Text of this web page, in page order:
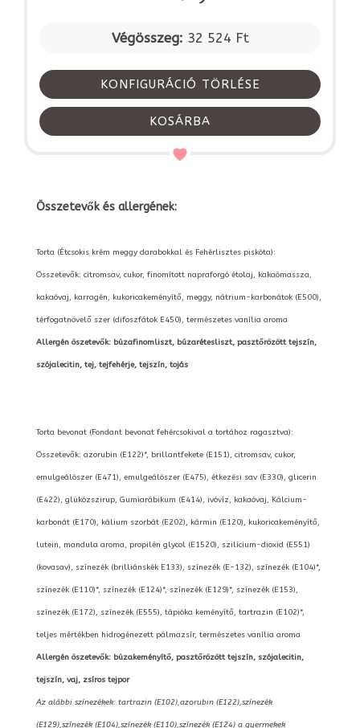
Végösszeg: 32 524 Ft
KONFIGURÁCIÓ TÖRLÉSE
KOSÁRBA
Összetevők és allergének:
Torta (Étcsokis krém meggy darabokkal és Fehérlisztes piskóta):
Összetevők: citromsav, cukor, finomított napraforgó étolaj, kakaómassza,
kakaóvaj, karragén, kukoricakeményítő, meggy, nátrium-karbonátok (E500),
térfogatnövelő szer (difoszfátok E450), természetes vanília aroma
Allergén öszetevők: búzafinomliszt, búzarétesliszt, pasztőrözött tejszín,
szójalecitin, tej, tejfehérje, tejszín, tojás
Torta bevonat (Fondant bevonat fehércsokival a tortához ragasztva):
Összetevők: azorubin (E122)*, brillantfekete (E151), citromsav, cukor,
emulgeálószer (E471), emulgeálószer (E475), étkezési sav (E330), glicerin
(E422), glükózszirup, Gumiarábikum (E414), ivóvíz, kakaóvaj, Kálcium-
karbonát (E170), kálium szorbát (E202), kármin (E120), kukoricakeményítő,
lutein, mandula aroma, propilén glycol (E1520), szilícium-dioxid (E551)
(kovasav), színezék (brilliánskék E133), színezék (E-132), színezék (E104)*,
színezék (E110)*, színezék (E124)*, színezék (E129)*, színezék (E153),
színezék (E172), színezék (E555), tápióka keményítő, tartrazin (E102)*,
teljes mértékben hidrogénezett pálmazsír, természetes vanília aroma
Allergén öszetevők: búzakeményítő, pasztőrözött tejszín, szójalecitin,
tejszín, vaj, zsíros tejpor
Az alábbi színezékek: tartrazin (E102),azorubin (E122),színezék
(E129),színezék (E104),színezék (E110),színezék (E124) a gyermekek